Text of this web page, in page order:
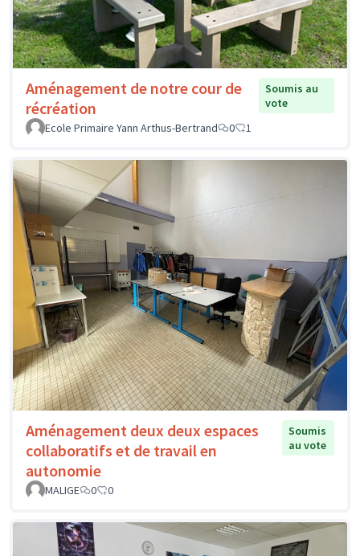
Aménagement de notre cour de
récréation
Soumis au
vote
Ecole Primaire Yann Arthus-Bertrand
0 1
Aménagement deux deux espaces
collaboratifs et de travail en
autonomie
Soumis
au vote
MALIGE 0 0